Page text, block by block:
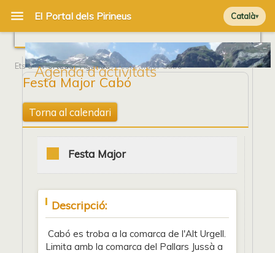
Català
Agenda d'activitats
Ets a Portada/Agenda/ Festa Major Cabó
Festa Major Cabó
Torna al calendari
Festa Major
Descripció:
Cabó es troba a la comarca de l'Alt Urgell.
Limita amb la comarca del Pallars Jussà a